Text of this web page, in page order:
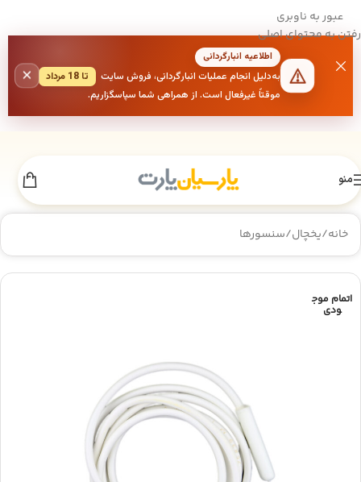
عبور به ناوبری
رفتن به محتوای اصلی
اطلاعیه انبارگردانی
به‌دلیل انجام عملیات انبارگردانی، فروش سایت
تا 18 مرداد
موقتاً غیرفعال است. از همراهی شما سپاسگزاریم.
×
منو
خانه/یخچال/سنسورها
اتمام موج
ودی